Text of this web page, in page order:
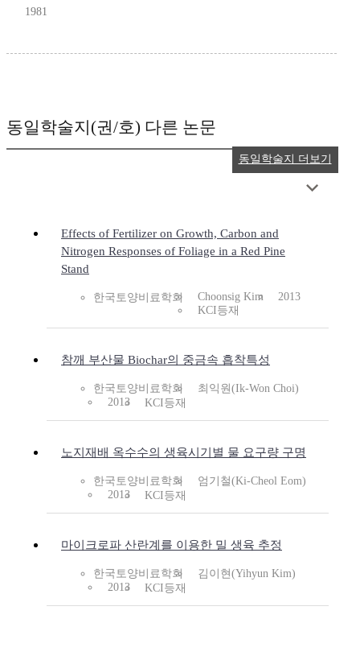
1981
동일학술지(권/호) 다른 논문
Effects of Fertilizer on Growth, Carbon and
Nitrogen Responses of Foliage in a Red Pine
Stand
한국토양비료학회 Choonsig Kim
2013
KCI등재
참깨 부산물 Biochar의 중금속 흡착특성
한국토양비료학회
최익원(Ik-Won Choi)
2013
KCI등재
노지재배 옥수수의 생육시기별 물 요구량 구명
한국토양비료학회
엄기철(Ki-Cheol Eom)
2013
KCI등재
마이크로파 산란계를 이용한 밀 생육 추정
한국토양비료학회
김이현(Yihyun Kim)
2013
KCI등재
동일학술지 더보기